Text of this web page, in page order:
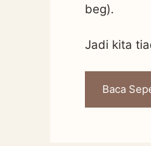
beg).
Jadi kita
Baca